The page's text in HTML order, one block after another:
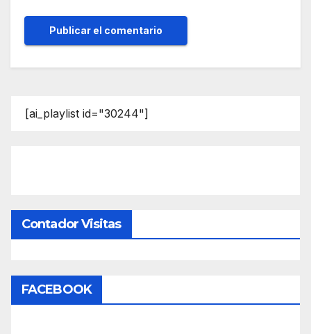
[ai_playlist id="30244"]
Contador Visitas
FACEBOOK